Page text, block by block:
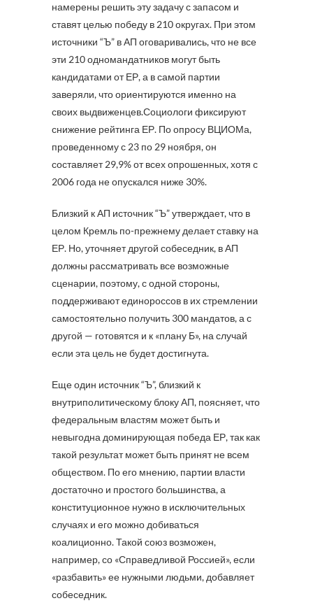
намерены решить эту задачу с запасом и
ставят целью победу в 210 округах. При этом
источники “Ъ” в АП оговаривались, что не все
эти 210 одномандатников могут быть
кандидатами от ЕР, а в самой партии
заверяли, что ориентируются именно на
своих выдвиженцев.Социологи фиксируют
снижение рейтинга ЕР. По опросу ВЦИОМа,
проведенному с 23 по 29 ноября, он
составляет 29,9% от всех опрошенных, хотя с
2006 года не опускался ниже 30%.
Близкий к АП источник “Ъ” утверждает, что в
целом Кремль по-прежнему делает ставку на
ЕР. Но, уточняет другой собеседник, в АП
должны рассматривать все возможные
сценарии, поэтому, с одной стороны,
поддерживают единороссов в их стремлении
самостоятельно получить 300 мандатов, а с
другой — готовятся и к «плану Б», на случай
если эта цель не будет достигнута.
Еще один источник “Ъ”, близкий к
внутриполитическому блоку АП, поясняет, что
федеральным властям может быть и
невыгодна доминирующая победа ЕР, так как
такой результат может быть принят не всем
обществом. По его мнению, партии власти
достаточно и простого большинства, а
конституционное нужно в исключительных
случаях и его можно добиваться
коалиционно. Такой союз возможен,
например, со «Справедливой Россией», если
«разбавить» ее нужными людьми, добавляет
собеседник.